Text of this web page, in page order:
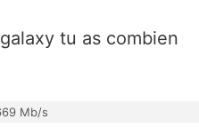
tu as combien
Mb/s